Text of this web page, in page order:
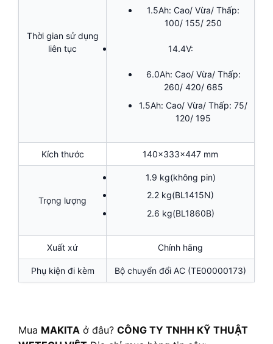
Thời gian sử dụng
liên tục
1.5Ah: Cao/ Vừa/ Thấp:
100/ 155/ 250
14.4V:
6.0Ah: Cao/ Vừa/ Thấp:
260/ 420/ 685
1.5Ah: Cao/ Vừa/ Thấp: 75/
120/ 195
Kích thước 140x333x447 mm
Trọng lượng
1.9 kg(không pin)
2.2 kg(BL1415N)
2.6 kg(BL1860B)
Xuất xứ Chính hãng
Phụ kiện đi kèm Bộ chuyển đổi AC (TE00000173)
Mua MAKITA ở đâu? CÔNG TY TNHH KỸ THUẬT